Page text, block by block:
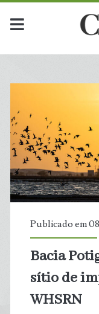
Publicado em
Bacia
sítio de
WHSRN